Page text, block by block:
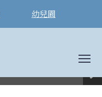
幼兒園